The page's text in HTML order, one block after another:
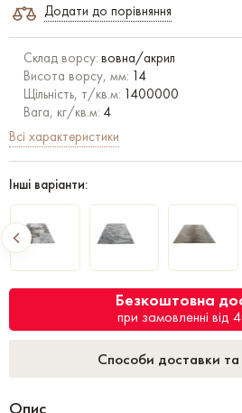
Додати до порівняння
Склад ворсу: вовна/акрил
Висота ворсу, мм: 14
Щільність, т/кв.м: 1400000
Вага, кг/кв.м: 4
Всі характеристики
Інші варіанти:
Безкоштовна
при замовленні від
Способи доставки
Опис